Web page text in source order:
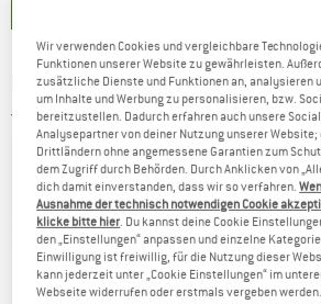
FJÄLLRÄVEN -Greenland Zip
5,0(1)
Wir verwenden Cookies und vergleichbare
Funktionen unserer Website zu gewährleisten.
zusätzliche Dienste und Funktionen an, analysieren
um Inhalte und Werbung zu personalisieren, bzw.
bereitzustellen. Dadurch erfahren auch unsere Social
Analysepartner von deiner Nutzung unserer
Drittländern ohne angemessene Garantien zum
dem Zugriff durch Behörden. Durch Anklicken von
dich damit einverstanden, dass wir so verfahren.
Ausnahme der technisch notwendigen Cookie
klicke bitte hier . Du kannst deine Cookie
den „Einstellungen“ anpassen und einzelne
Einwilligung ist freiwillig, für die Nutzung dieser
kann jederzeit unter „Cookie Einstellungen“ im
Webseite widerrufen oder erstmals vergeben